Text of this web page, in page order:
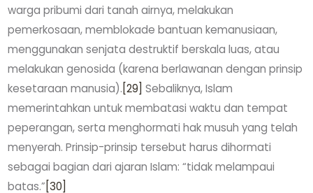
warga pribumi dari tanah airnya, melakukan
pemerkosaan, memblokade bantuan kemanusiaan,
menggunakan senjata destruktif berskala luas, atau
melakukan genosida (karena berlawanan dengan prinsip
kesetaraan manusia). [29] Sebaliknya, Islam
memerintahkan untuk membatasi waktu dan tempat
peperangan, serta menghormati hak musuh yang telah
menyerah. Prinsip-prinsip tersebut harus dihormati
sebagai bagian dari ajaran Islam: “tidak melampaui
batas.” [30]